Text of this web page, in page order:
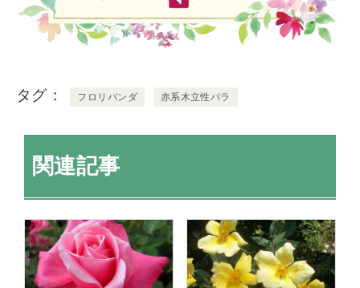
タグ フロリバンダ 赤系木立性バラ
関連記事